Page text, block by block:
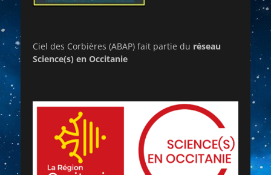
Ciel des Corbières (ABAP) fait partie du réseau
Science(s) en Occitanie